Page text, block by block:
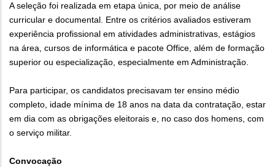
A seleção foi realizada em etapa única, por meio de análise
curricular e documental. Entre os critérios avaliados estiveram
experiência profissional em atividades administrativas, estágios
na área, cursos de informática e pacote Office, além de formação
superior ou especialização, especialmente em Administração.
Para participar, os candidatos precisavam ter ensino médio
completo, idade mínima de 18 anos na data da contratação, estar
em dia com as obrigações eleitorais e, no caso dos homens, com
o serviço militar.
Convocação